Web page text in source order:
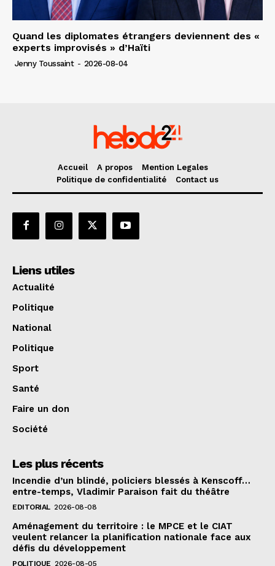
Quand les diplomates étrangers deviennent des «
experts improvisés » d’Haïti
Jenny Toussaint - 2026-08-04
Accueil A propos
Mention Legales
Politique de confidentialité
Contact us
Liens utiles
Actualité
Politique
National
Politique
Sport
Santé
Faire un don
Société
Les plus récents
Incendie d’un blindé, policiers blessés à Kenscoff…
entre-temps, Vladimir Paraison fait du théâtre
EDITORIAL 2026-08-08
Aménagement du territoire : le MPCE et le CIAT
veulent relancer la planification nationale face aux
défis du développement
POLITIQUE 2026-08-05